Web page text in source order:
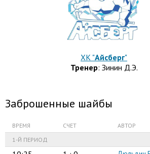
ХК "Айсберг"
Тренер: Зинин Д.Э.
Заброшенные шайбы
ВРЕМЯ СЧЕТ
АВТОР
1-Й ПЕРИОД